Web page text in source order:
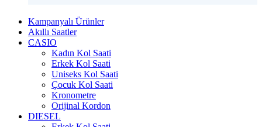
Kampanyalı Ürünler
Akıllı Saatler
CASIO
Kadın Kol Saati
Erkek Kol Saati
Uniseks Kol Saati
Çocuk Kol Saati
Kronometre
Orijinal Kordon
DIESEL